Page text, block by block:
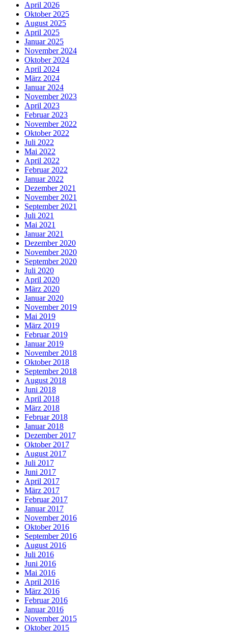
April 2026
Oktober 2025
August 2025
April 2025
Januar 2025
November 2024
Oktober 2024
April 2024
März 2024
Januar 2024
November 2023
April 2023
Februar 2023
November 2022
Oktober 2022
Juli 2022
Mai 2022
April 2022
Februar 2022
Januar 2022
Dezember 2021
November 2021
September 2021
Juli 2021
Mai 2021
Januar 2021
Dezember 2020
November 2020
September 2020
Juli 2020
April 2020
März 2020
Januar 2020
November 2019
Mai 2019
März 2019
Februar 2019
Januar 2019
November 2018
Oktober 2018
September 2018
August 2018
Juni 2018
April 2018
März 2018
Februar 2018
Januar 2018
Dezember 2017
Oktober 2017
August 2017
Juli 2017
Juni 2017
April 2017
März 2017
Februar 2017
Januar 2017
November 2016
Oktober 2016
September 2016
August 2016
Juli 2016
Juni 2016
Mai 2016
April 2016
März 2016
Februar 2016
Januar 2016
November 2015
Oktober 2015